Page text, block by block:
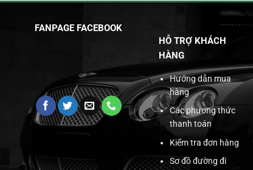
FANPAGE FACEBOOK
HỖ TRỢ KHÁCH
HÀNG
Hướng dẫn mua
hàng
Các phương thức
thanh toán
Kiểm tra đơn hàng
Sơ đồ đường đi